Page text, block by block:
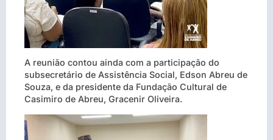
A reunião contou ainda com a participação do
subsecretário de Assistência Social, Edson Abreu de
Souza, e da presidente da Fundação Cultural de
Casimiro de Abreu, Gracenir Oliveira.